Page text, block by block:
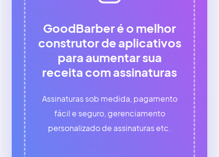
GoodBarber é o melhor
construtor de aplicativos
para aumentar sua
receita com assinaturas
Assinaturas sob medida, pagamento
fácil e seguro, gerenciamento
personalizado de assinaturas etc.